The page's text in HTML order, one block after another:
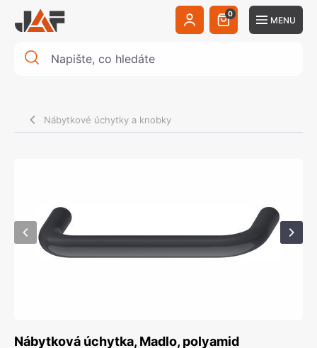
0
MENU
Nábytkové úchytky a knobky
Nábytková úchytka, Madlo, polyamid